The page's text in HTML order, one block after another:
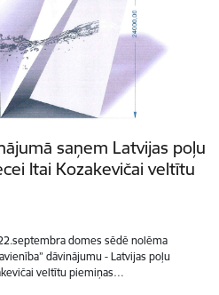
saņem Latvijas poļu
Itai Kozakevičai veltītu
domes sēdē nolēma
dāvinājumu - Latvijas poļu
veltītu piemiņas…